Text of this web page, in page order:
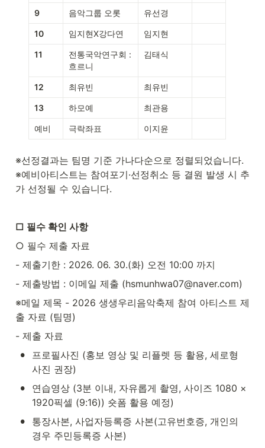
9 음악그룹 오롯 유선경
10 임지현X강다연 임지현
11
전통국악연구회 :
흐르니
김태식
12 최유빈 최유빈
13 하모예 최관용
예비 극락좌표 이지윤
※선정결과는 팀명 기준 가나다순으로 정렬되었습니다.
※예비아티스트는 참여포기·선정취소 등 결원 발생 시 추
가 선정될 수 있습니다.
□ 필수 확인 사항
○ 필수 제출 자료
- 제출기한 : 2026. 06. 30.(화) 오전 10:00 까지
- 제출방법 : 이메일 제출 (hsmunhwa07@naver.com)
※메일 제목 - 2026 생생우리음악축제 참여 아티스트 제
출 자료 (팀명)
- 제출 자료
•
프로필사진 (홍보 영상 및 리플렛 등 활용, 세로형
사진 권장)
•
연습영상 (3분 이내, 자유롭게 촬영, 사이즈 1080 ×
1920픽셀 (9:16)) 숏폼 활용 예정)
•
통장사본, 사업자등록증 사본(고유번호증, 개인의
경우 주민등록증 사본)